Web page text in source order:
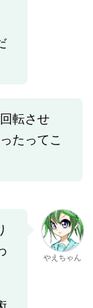
転させ
たってこ
やえちゃん